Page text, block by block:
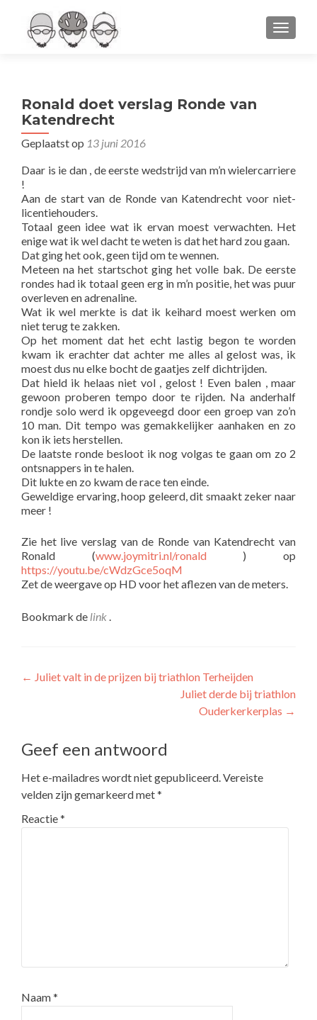
Ronald doet verslag Ronde van
Katendrecht
Geplaatst op 13 juni 2016
Daar is ie dan , de eerste wedstrijd van m’n wielercarriere
!
Aan de start van de Ronde van Katendrecht voor niet-
licentiehouders.
Totaal geen idee wat ik ervan moest verwachten. Het
enige wat ik wel dacht te weten is dat het hard zou gaan.
Dat ging het ook, geen tijd om te wennen.
Meteen na het startschot ging het volle bak. De eerste
rondes had ik totaal geen erg in m’n positie, het was puur
overleven en adrenaline.
Wat ik wel merkte is dat ik keihard moest werken om
niet terug te zakken.
Op het moment dat het echt lastig begon te worden
kwam ik erachter dat achter me alles al gelost was, ik
moest dus nu elke bocht de gaatjes zelf dichtrijden.
Dat hield ik helaas niet vol , gelost ! Even balen , maar
gewoon proberen tempo door te rijden. Na anderhalf
rondje solo werd ik opgeveegd door een groep van zo’n
10 man. Dit tempo was gemakkelijker aanhaken en zo
kon ik iets herstellen.
De laatste ronde besloot ik nog volgas te gaan om zo 2
ontsnappers in te halen.
Dit lukte en zo kwam de race ten einde.
Geweldige ervaring, hoop geleerd, dit smaakt zeker naar
meer !
Zie het live verslag van de Ronde van Katendrecht van
Ronald (www.joymitri.nl/ronald) op
https://youtu.be/cWdzGce5oqM
Zet de weergave op HD voor het aflezen van de meters.
Bookmark de link .
Berichtnavigatie
← Juliet valt in de prijzen bij triathlon Terheijden
Juliet derde bij triathlon
Ouderkerkerplas →
Geef een antwoord
Het e-mailadres wordt niet gepubliceerd.Vereiste
velden zijn gemarkeerd met*
Reactie*
Naam*